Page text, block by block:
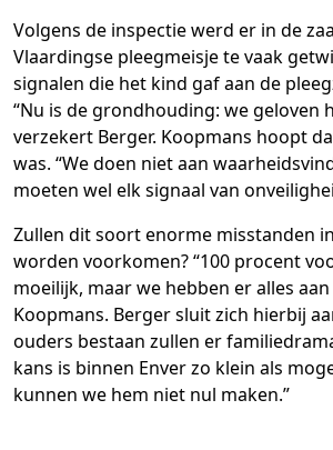
Volgens de inspectie werd er in de
Vlaardingse pleegmeisje te vaak
signalen die het kind gaf aan de
“Nu is de grondhouding: we geloven
verzekert Berger. Koopmans hoopt
was. “We doen niet aan
moeten wel elk signaal van
Zullen dit soort enorme misstanden
worden voorkomen? “100 procent
moeilijk, maar we hebben er alles aan
Koopmans. Berger sluit zich hierbij
ouders bestaan zullen er
kans is binnen Enver zo klein als
kunnen we hem niet nul maken.”